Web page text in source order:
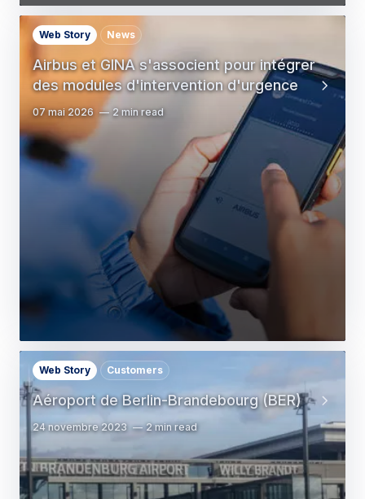
Airbus et GINA s'associent pour intégrer
des modules d'intervention d'urgence
Web Story News
07 mai 2026 2 min read
Aéroport de Berlin-Brandebourg (BER)
Web Story Customers
24 novembre 2023 2 min read